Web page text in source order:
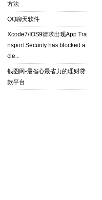
方法
QQ聊天软件
Xcode7/IOS9请求出现App Tra
nsport Security has blocked a
cle...
钱图网-最省心最省力的理财贷
款平台